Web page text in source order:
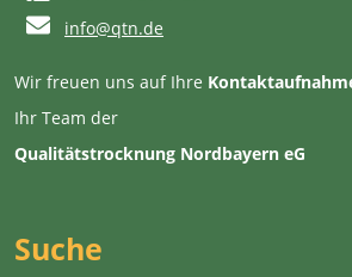
info@qtn.de
Wir freuen uns auf Ihre
Ihr Team der
Qualitätstrocknung Nordbayern eG
Suche